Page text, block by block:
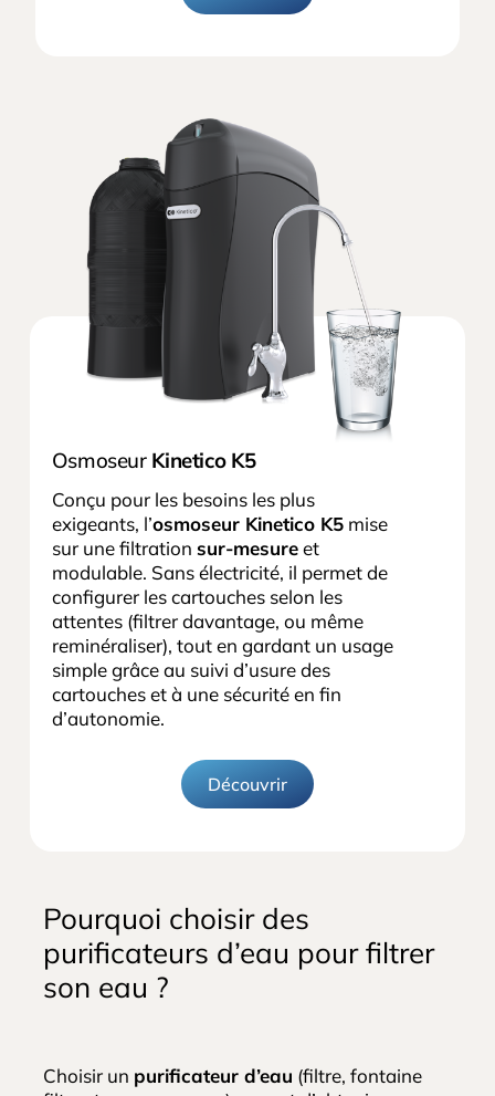
Osmoseur Kinetico K5
Conçu pour les besoins les plus
exigeants, l’osmoseur Kinetico K5mise
sur une filtration sur-mesureet
modulable. Sans électricité, il permet de
configurer les cartouches selon les
attentes (filtrer davantage, ou même
reminéraliser), tout en gardant un usage
simple grâce au suivi d’usure des
cartouches et à une sécurité en fin
d’autonomie.
Découvrir
Pourquoi choisir des
purificateurs d’eau pour filtrer
son eau ?
Choisir un purificateur d’eau (filtre, fontaine